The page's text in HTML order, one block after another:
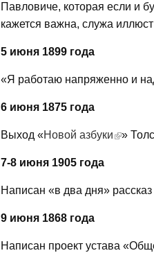
Павловиче, которая если и
кажется важна, служа
5 июня 1899 года
«Я работаю напряженно и
6 июня 1875 года
Выход «Новой азбуки »
7-8 июня 1905 года
Написан «в два дня» рассказ
9 июня 1868 года
Написан проект устава